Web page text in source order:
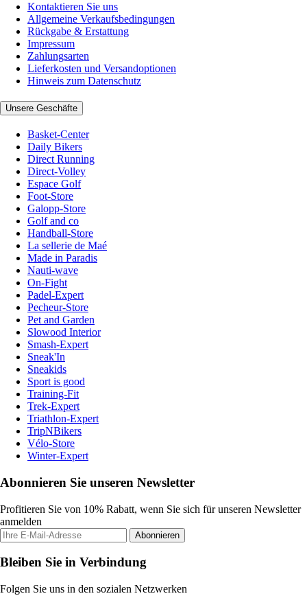
Kontaktieren Sie uns
Allgemeine Verkaufsbedingungen
Rückgabe & Erstattung
Impressum
Zahlungsarten
Lieferkosten und Versandoptionen
Hinweis zum Datenschutz
Unsere Geschäfte
Basket-Center
Daily Bikers
Direct Running
Direct-Volley
Espace Golf
Foot-Store
Galopp-Store
Golf and co
Handball-Store
La sellerie de Maé
Made in Paradis
Nauti-wave
On-Fight
Padel-Expert
Pecheur-Store
Pet and Garden
Slowood Interior
Smash-Expert
Sneak'In
Sneakids
Sport is good
Training-Fit
Trek-Expert
Triathlon-Expert
TripNBikers
Vélo-Store
Winter-Expert
Abonnieren Sie unseren Newsletter
Profitieren Sie von 10% Rabatt, wenn Sie sich für unseren Newsletter
anmelden
Abonnieren
Bleiben Sie in Verbindung
Folgen Sie uns in den sozialen Netzwerken